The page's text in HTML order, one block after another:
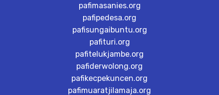
pafimasanies.org
pafipedesa.org
pafisungaibuntu.org
pafituri.org
pafitelukjambe.org
pafiderwolong.org
pafikecpekuncen.org
pafimuaratjilamaja.org